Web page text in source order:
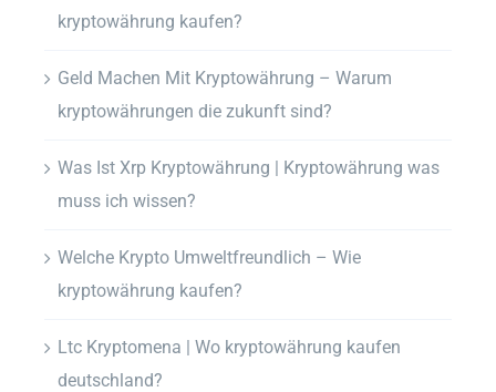
kryptowährung kaufen?
Geld Machen Mit Kryptowährung – Warum
kryptowährungen die zukunft sind?
Was Ist Xrp Kryptowährung | Kryptowährung was
muss ich wissen?
Welche Krypto Umweltfreundlich – Wie
kryptowährung kaufen?
Ltc Kryptomena | Wo kryptowährung kaufen
deutschland?